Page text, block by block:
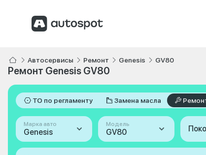
Автосервисы Ремонт Genesis GV80
Ремонт Genesis GV80
ТО по регламенту Замена масла
Марка авто
Genesis
Модель
GV80